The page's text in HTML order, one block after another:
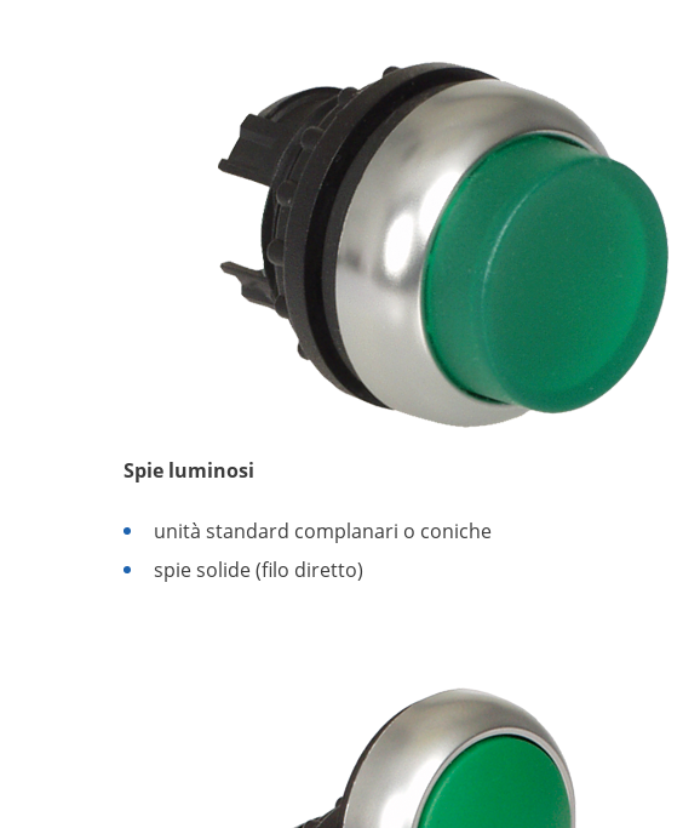
Spie luminosi
unità standard complanari o coniche
spie solide (filo diretto)